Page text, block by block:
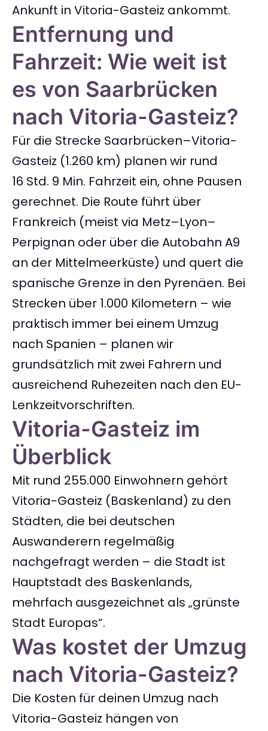
Ankunft in Vitoria-Gasteiz ankommt.
Entfernung und
Fahrzeit: Wie weit ist
es von Saarbrücken
nach Vitoria-Gasteiz?
Für die Strecke Saarbrücken–Vitoria-
Gasteiz (1.260 km) planen wir rund
16 Std. 9 Min. Fahrzeit ein, ohne Pausen
gerechnet. Die Route führt über
Frankreich (meist via Metz–Lyon–
Perpignan oder über die Autobahn A9
an der Mittelmeerküste) und quert die
spanische Grenze in den Pyrenäen. Bei
Strecken über 1.000 Kilometern – wie
praktisch immer bei einem Umzug
nach Spanien – planen wir
grundsätzlich mit zwei Fahrern und
ausreichend Ruhezeiten nach den EU-
Lenkzeitvorschriften.
Vitoria-Gasteiz im
Überblick
Mit rund 255.000 Einwohnern gehört
Vitoria-Gasteiz (Baskenland) zu den
Städten, die bei deutschen
Auswanderern regelmäßig
nachgefragt werden – die Stadt ist
Hauptstadt des Baskenlands,
mehrfach ausgezeichnet als „grünste
Stadt Europas“.
Was kostet der Umzug
nach Vitoria-Gasteiz?
Die Kosten für deinen Umzug nach
Vitoria-Gasteiz hängen von